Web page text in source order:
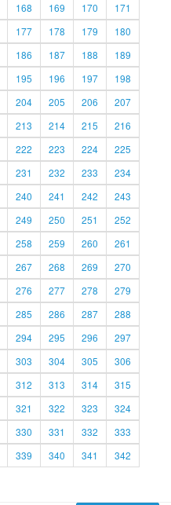
168 169 170
171
177 178 179
180
186 187 188
189
195 196 197
198
204 205 206
207
213 214 215
216
222 223 224
225
231 232 233
234
240 241 242
243
249 250 251
252
258 259 260
261
267 268 269
270
276 277 278
279
285 286 287
288
294 295 296
297
303 304 305
306
312 313 314
315
321 322 323
324
330 331 332
333
339 340 341
342